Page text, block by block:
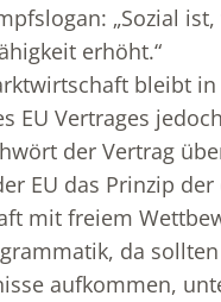
„Sozial
erhöht.“
bleibt
EU Vertrages
der Vertrag
EU das Prinzip
mit freiem
da
aufkommen,